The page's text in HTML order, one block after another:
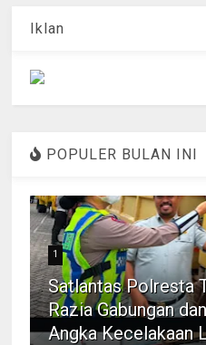
Iklan
POPULER BULAN INI
1
Satlantas Polresta
Razia Gabungan
Angka Kecelakaan